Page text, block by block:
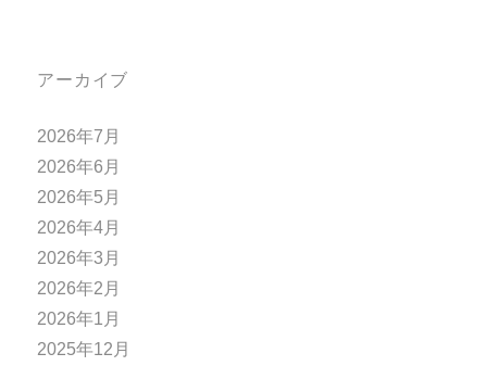
アーカイブ
2026年7月
2026年6月
2026年5月
2026年4月
2026年3月
2026年2月
2026年1月
2025年12月